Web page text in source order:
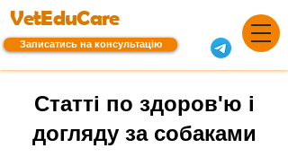
VetEduCare
Записатись на консультацію
Статті по здоров'ю і
догляду за собаками